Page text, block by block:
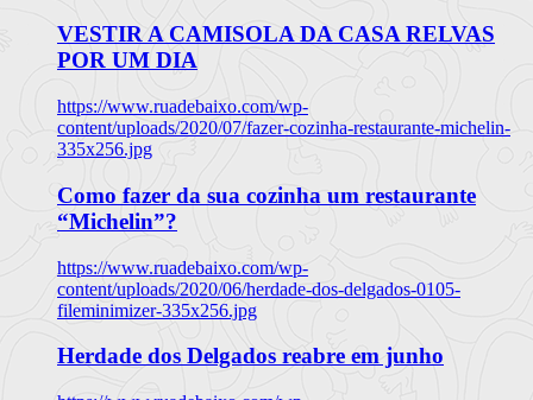
VESTIR A CAMISOLA DA CASA RELVAS
POR UM DIA
https://www.ruadebaixo.com/wp-
content/uploads/2020/07/fazer-cozinha-restaurante-michelin-
335x256.jpg
Como fazer da sua cozinha um restaurante
“Michelin”?
https://www.ruadebaixo.com/wp-
content/uploads/2020/06/herdade-dos-delgados-0105-
fileminimizer-335x256.jpg
Herdade dos Delgados reabre em junho